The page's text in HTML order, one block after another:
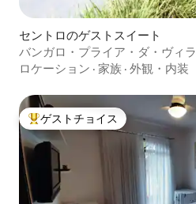
セントロのゲストスイート
バンガロ・プライア・ダ・ヴィラ
ロケーション · 家族 · 外観・内装
大好評のゲストチョイスです。
ゲストチョイス